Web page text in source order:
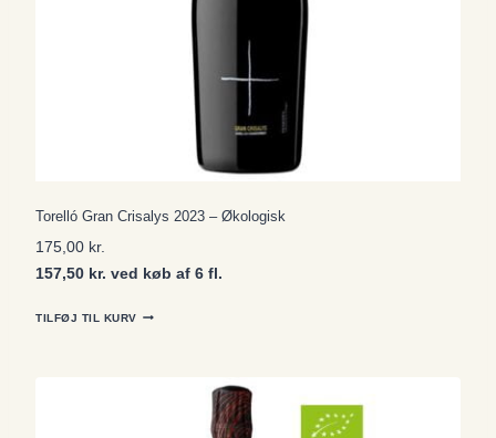
Torelló Gran Crisalys 2023 – Økologisk
175,00 kr.
157,50 kr. ved køb af 6 fl.
TILFØJ TIL KURV